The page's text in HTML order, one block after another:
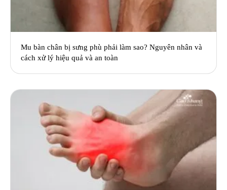
Mu bàn chân bị sưng phù phải làm sao? Nguyên nhân và
cách xử lý hiệu quả và an toàn